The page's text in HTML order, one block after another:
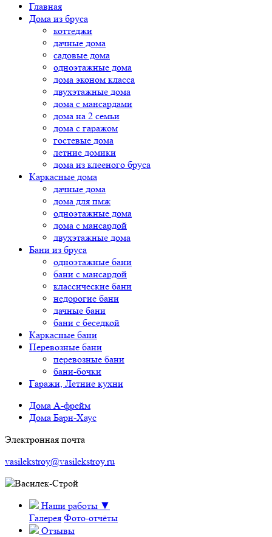
Главная
Дома из бруса
коттеджи
дачные дома
садовые дома
одноэтажные дома
дома эконом класса
двухэтажные дома
дома с мансардами
дома на 2 семьи
дома с гаражом
гостевые дома
летние домики
дома из клееного бруса
Каркасные дома
дачные дома
дома для пмж
одноэтажные дома
дома с мансардой
двухэтажные дома
Бани из бруса
одноэтажные бани
бани с мансардой
классические бани
недорогие бани
дачные бани
бани с беседкой
Каркасные бани
Перевозные бани
перевозные бани
бани-бочки
Гаражи, Летние кухни
Дома А-фрейм
Дома Барн-Хаус
Электронная почта
vasilekstroy@vasilekstroy.ru
Наши работы ▼
Галерея Фото-отчёты
Отзывы